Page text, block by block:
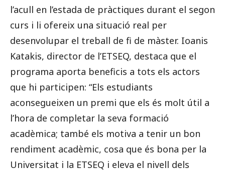
l’acull en l’estada de pràctiques durant el segon
curs i li ofereix una situació real per
desenvolupar el treball de fi de màster. Ioanis
Katakis, director de l’ETSEQ, destaca que el
programa aporta beneficis a tots els actors
que hi participen: “Els estudiants
aconsegueixen un premi que els és molt útil a
l’hora de completar la seva formació
acadèmica; també els motiva a tenir un bon
rendiment acadèmic, cosa que és bona per la
Universitat i la ETSEQ i eleva el nivell dels